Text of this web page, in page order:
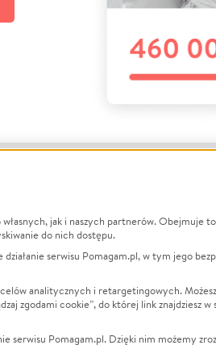
O nas
Opinie
Raporty
Za darmo
jak i naszych partnerów. Obejmuje
do nich dostępu.
serwisu Pomagam.pl, w tym jego
analitycznych i retargetingowych.
zgodami cookie”, do której link znajdziesz
serwisu Pomagam.pl. Dzięki nim możemy